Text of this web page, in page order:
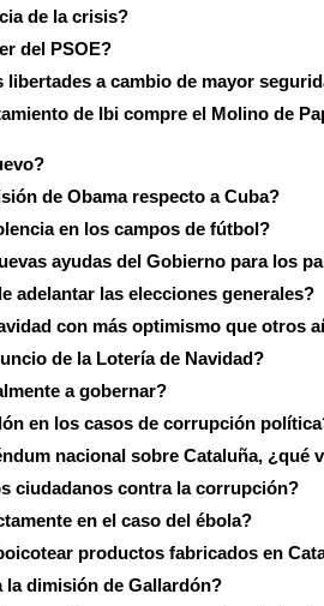
de la crisis?
del PSOE?
libertades a cambio de mayor
de Ibi compre el Molino de
de Obama respecto a Cuba?
en los campos de fútbol?
ayudas del Gobierno para los
adelantar las elecciones generales?
con más optimismo que otros
de la Lotería de Navidad?
a gobernar?
en los casos de corrupción
nacional sobre Cataluña, ¿qué
ciudadanos contra la corrupción?
en el caso del ébola?
productos fabricados en
la dimisión de Gallardón?